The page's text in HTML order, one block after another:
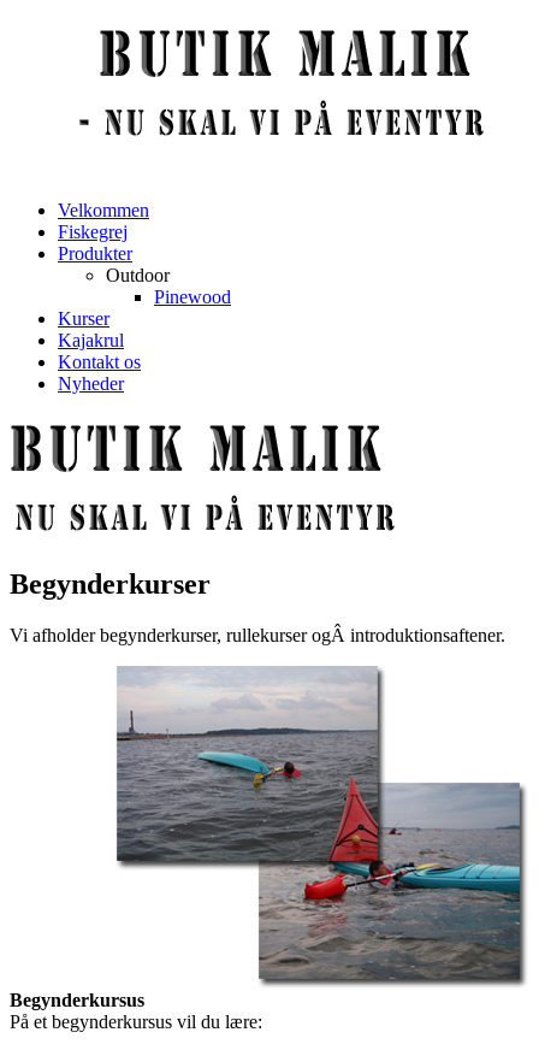
Velkommen
Fiskegrej
Produkter
Outdoor
Pinewood
Kurser
Kajakrul
Kontakt os
Nyheder
Begynderkurser
Vi afholder begynderkurser, rullekurser ogÂ introduktionsaftener.
Begynderkursus
På et begynderkursus vil du lære: